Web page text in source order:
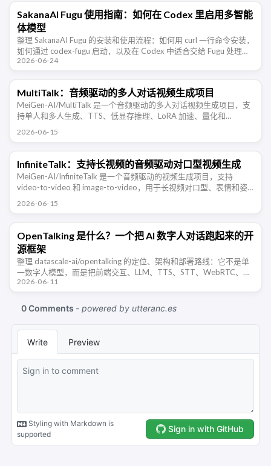
SakanaAI Fugu 使用指南：如何在 Codex 里启用多智能
体模型
整理 SakanaAI Fugu 的安装和使用流程：如何用 curl 一行命令安装，
如何通过 codex-fugu 启动，以及在 Codex 中适合交给 Fugu 处理的
开发任务和注意事项。
2026-06-24
MultiTalk：音频驱动的多人对话视频生成项目
MeiGen-AI/MultiTalk 是一个音频驱动的多人对话视频生成项目，支
持单人和多人生成、TTS、低显存推理、LoRA 加速、量化和
2026-06-15
InfiniteTalk：支持长视频的音频驱动对口型视频生成
MeiGen-AI/InfiniteTalk 是一个音频驱动的视频生成项目，支持
video-to-video 和 image-to-video，用于长视频对口型、表情和姿
2026-06-15
OpenTalking 是什么？一个把 AI 数字人对话跑起来的开
源框架
整理 datascale-ai/opentalking 的定位、架构和部署路线：它不是单
一数字人模型，而是把前端交互、LLM、TTS、STT、WebRTC、角
色资产和可插拔推理后端串起来的实时数字人对 …
2026-06-11